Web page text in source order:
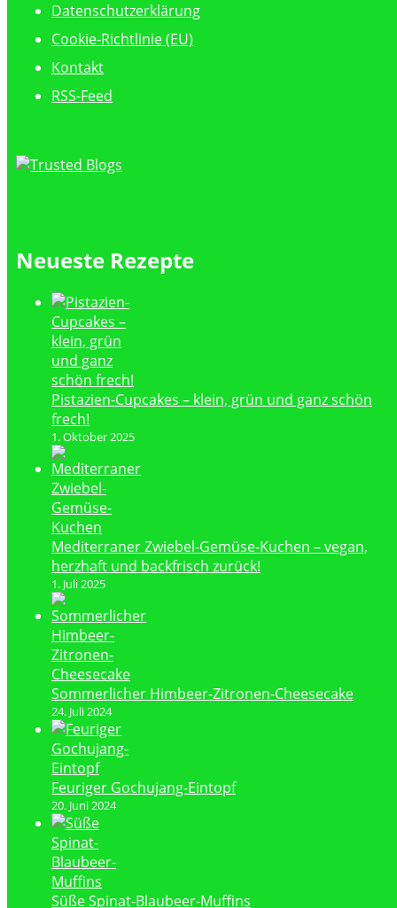
Datenschutzerklärung
Cookie-Richtlinie (EU)
Kontakt
RSS-Feed
Neueste Rezepte
Pistazien-Cupcakes – klein, grün und ganz schön
frech!
1. Oktober 2025
Mediterraner Zwiebel-Gemüse-Kuchen – vegan,
herzhaft und backfrisch zurück!
1. Juli 2025
Sommerlicher Himbeer-Zitronen-Cheesecake
24. Juli 2024
Feuriger Gochujang-Eintopf
20. Juni 2024
Süße Spinat-Blaubeer-Muffins